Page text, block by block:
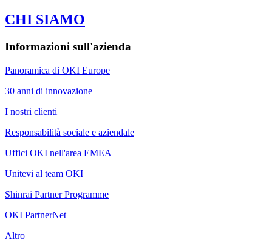
CHI SIAMO
Informazioni sull'azienda
Panoramica di OKI Europe
30 anni di innovazione
I nostri clienti
Responsabilità sociale e aziendale
Uffici OKI nell'area EMEA
Unitevi al team OKI
Shinrai Partner Programme
OKI PartnerNet
Altro